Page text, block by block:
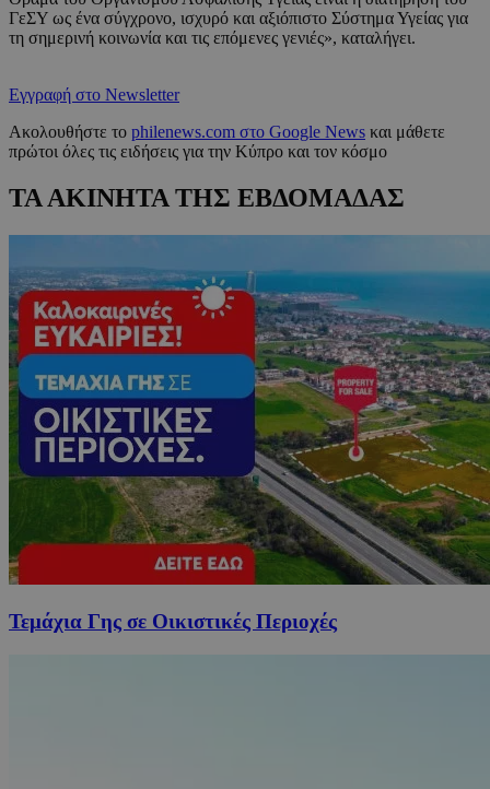
ΓεΣΥ ως ένα σύγχρονο, ισχυρό και αξιόπιστο Σύστημα Υγείας για
τη σημερινή κοινωνία και τις επόμενες γενιές», καταλήγει.
Εγγραφή στο Newsletter
Ακολουθήστε το philenews.com στο Google News και μάθετε
πρώτοι όλες τις ειδήσεις για την Κύπρο και τον κόσμο
ΤΑ ΑΚΙΝΗΤΑ ΤΗΣ ΕΒΔΟΜΑΔΑΣ
Τεμάχια Γης σε Οικιστικές Περιοχές